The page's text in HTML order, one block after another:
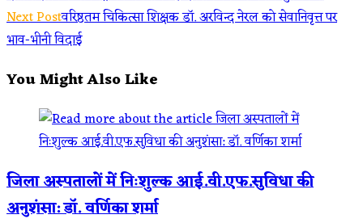
more
articles
Next Postवरिष्ठतम चिकित्सा शिक्षक डॉ. अरविन्द नेरल को सेवानिवृत्त पर
भाव-भीनी विदाई
You Might Also Like
जिला अस्पतालों में निःशुल्क आई.वी.एफ.सुविधा की
अनुशंसा: डॉ. वर्णिका शर्मा